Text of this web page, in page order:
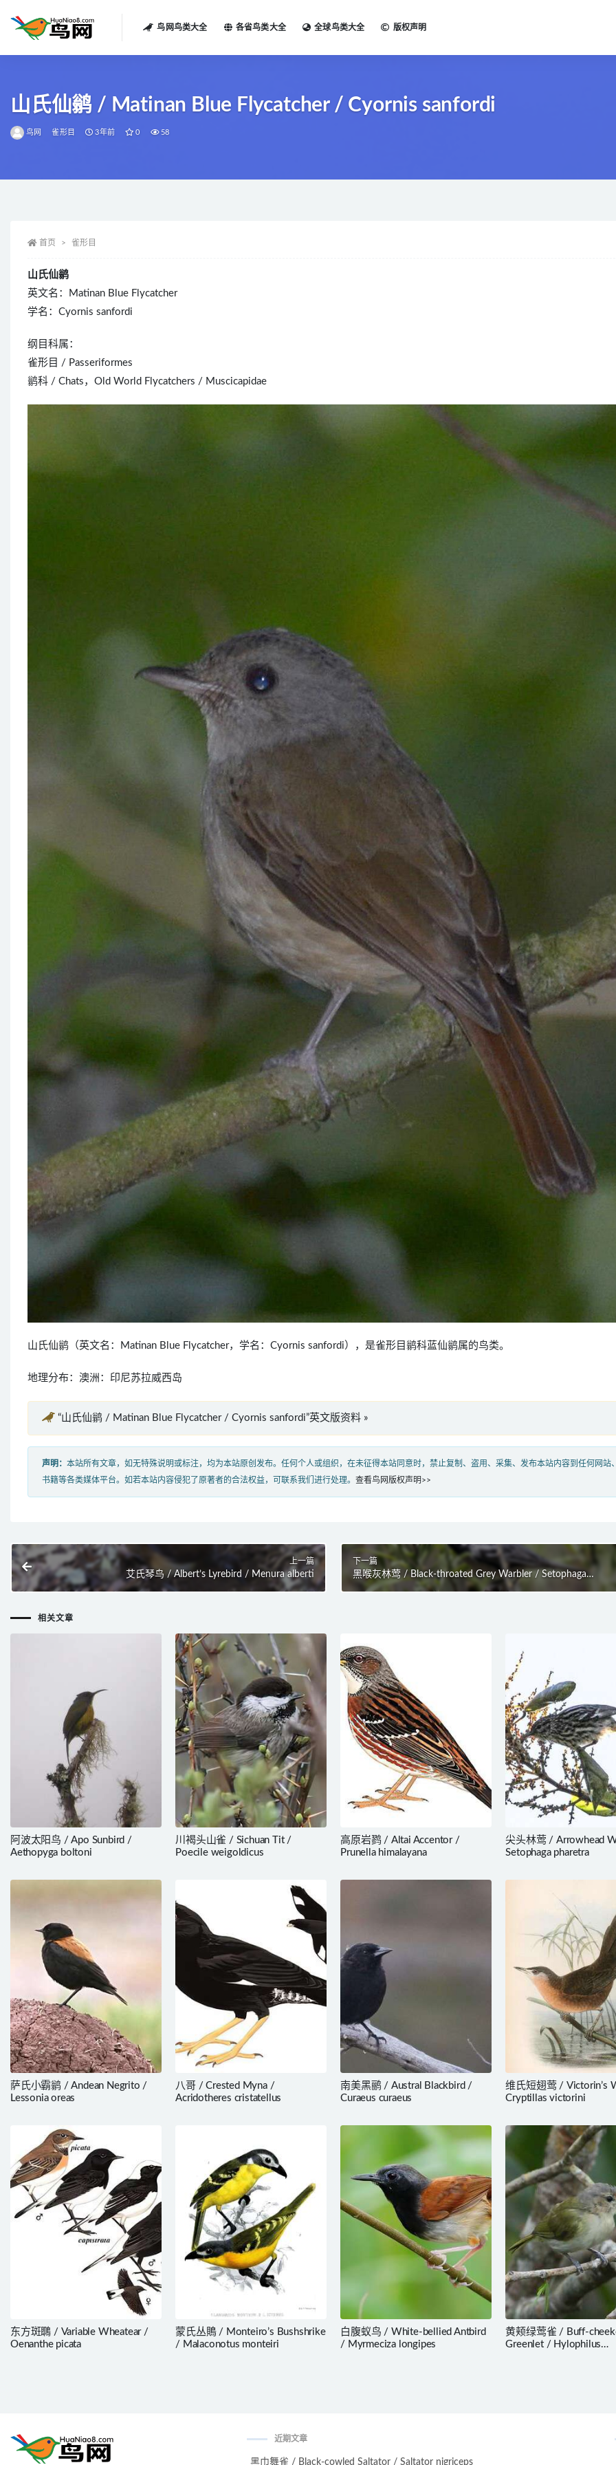
鸟网鸟类大全 各省鸟类大全 全球鸟类大全 版权声明
山氏仙鹟 / Matinan Blue Flycatcher / Cyornis sanfordi
鸟网 雀形目 3年前 0 58
首页 雀形目
山氏仙鹟
英文名：Matinan Blue Flycatcher
学名：Cyornis sanfordi
纲目科属：
雀形目 / Passeriformes
鹟科 / Chats，Old World Flycatchers / Muscicapidae
山氏仙鹟（英文名：Matinan Blue Flycatcher，学名：Cyornis sanfordi），是雀形目鹟科蓝仙鹟属的鸟类。
地理分布：澳洲：印尼苏拉威西岛
“山氏仙鹟 / Matinan Blue Flycatcher / Cyornis sanfordi”英文版资料 »
声明： 本站所有文章，如无特殊说明或标注，均为本站原创发布。任何个人或组织，在未征得本站同意时，禁止复制、盗用、采集、发布本站内容到任何网站
书籍等各类媒体平台。如若本站内容侵犯了原著者的合法权益，可联系我们进行处理。 查看鸟网版权声明>>
上一篇
艾氏琴鸟 / Albert’s Lyrebird / Menura alberti
下一篇
黑喉灰林莺 / Black-throated Grey Warbler / Setophaga
nigrescens
相关文章
阿波太阳鸟 / Apo Sunbird /
Aethopyga boltoni
川褐头山雀 / Sichuan Tit /
Poecile weigoldicus
高原岩鹨 / Altai Accentor /
Prunella himalayana
尖头林莺 / Arrowhead
Setophaga pharetra
萨氏小霸鹟 / Andean Negrito /
Lessonia oreas
八哥 / Crested Myna /
Acridotheres cristatellus
南美黑鹂 / Austral Blackbird /
Curaeus curaeus
维氏短翅莺 / Victorin’s
Cryptillas victorini
东方斑䳭 / Variable Wheatear /
Oenanthe picata
蒙氏丛鵙 / Monteiro’s Bushshrike
/ Malaconotus monteiri
白腹蚁鸟 / White-bellied Antbird
/ Myrmeciza longipes
黄颊绿莺雀 / Buff-
Greenlet / Hylophilus
近期文章
黑巾舞雀 / Black-cowled Saltator / Saltator nigriceps